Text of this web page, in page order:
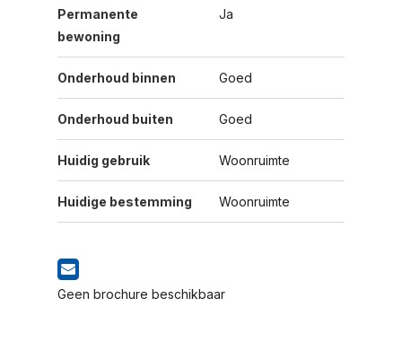
Permanente
bewoning
Ja
Onderhoud binnen Goed
Onderhoud buiten Goed
Huidig gebruik Woonruimte
Huidige bestemming Woonruimte
Geen brochure beschikbaar